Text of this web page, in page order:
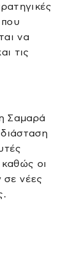
να
τις
Σαμαρά
οι
σε νέες